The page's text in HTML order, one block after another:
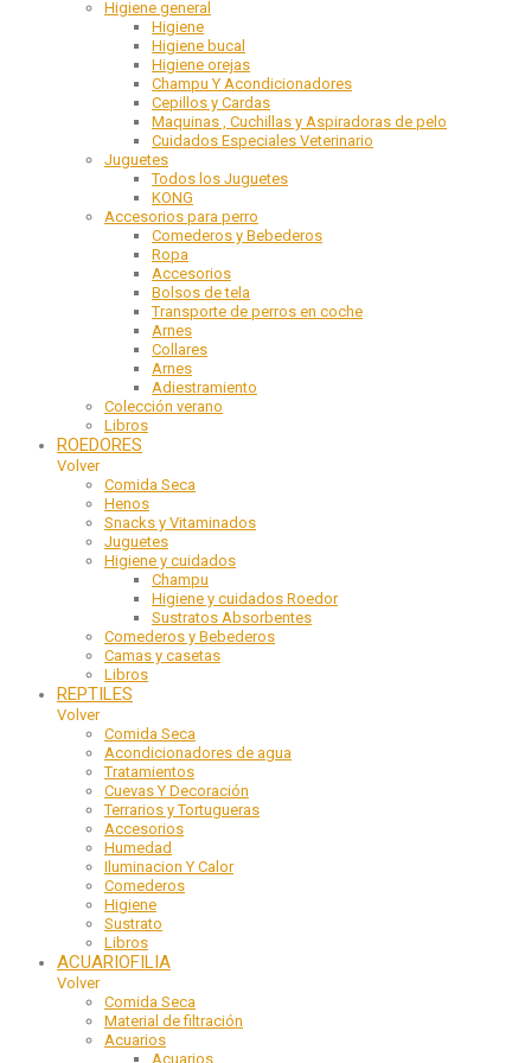
Higiene general
Higiene
Higiene bucal
Higiene orejas
Champu Y Acondicionadores
Cepillos y Cardas
Maquinas , Cuchillas y Aspiradoras de pelo
Cuidados Especiales Veterinario
Juguetes
Todos los Juguetes
KONG
Accesorios para perro
Comederos y Bebederos
Ropa
Accesorios
Bolsos de tela
Transporte de perros en coche
Arnes
Collares
Arnes
Adiestramiento
Colección verano
Libros
ROEDORES
Volver
Comida Seca
Henos
Snacks y Vitaminados
Juguetes
Higiene y cuidados
Champu
Higiene y cuidados Roedor
Sustratos Absorbentes
Comederos y Bebederos
Camas y casetas
Libros
REPTILES
Volver
Comida Seca
Acondicionadores de agua
Tratamientos
Cuevas Y Decoración
Terrarios y Tortugueras
Accesorios
Humedad
Iluminacion Y Calor
Comederos
Higiene
Sustrato
Libros
ACUARIOFILIA
Volver
Comida Seca
Material de filtración
Acuarios
Acuarios